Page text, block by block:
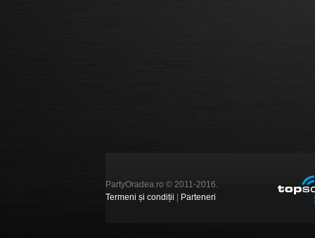
PartyOradea.ro © 2011-2016.
Termeni și condiții
Parteneri